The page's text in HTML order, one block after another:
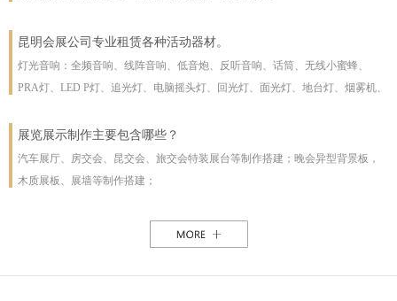
昆明会展公司专业租赁各种活动器材。
灯光音响：全频音响、线阵音响、低音炮、反听音响、话筒、无线小蜜蜂、
PRA灯、LED P灯、追光灯、电脑摇头灯、回光灯、面光灯、地台灯、烟雾机、
展览展示制作主要包含哪些？
汽车展厅、房交会、昆交会、旅交会特装展台等制作搭建；晚会异型背景板，
木质展板、展墙等制作搭建；